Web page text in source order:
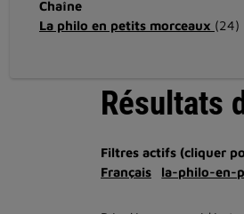
Chaîne
La philo en petits morceaux (24)
Résultats
Filtres actifs (cliquer
Français
la-philo-en-